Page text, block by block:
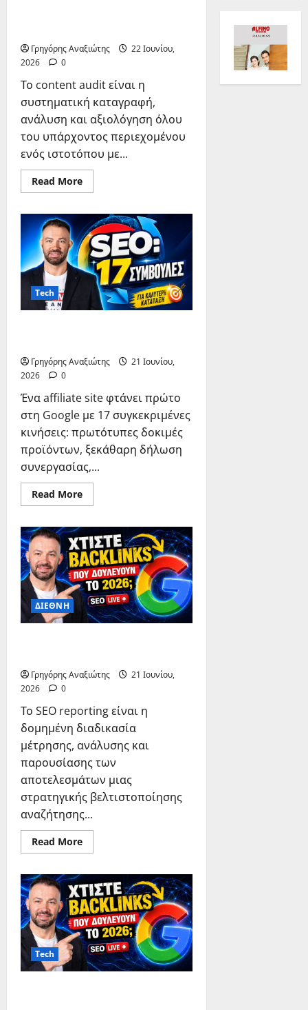
Γρηγόρης Αναξιώτης
22 Ιουνίου,
2026
0
Το content audit είναι η
συστηματική καταγραφή,
ανάλυση και αξιολόγηση όλου
του υπάρχοντος περιεχομένου
ενός ιστοτόπου με...
Read MoreRead
more
Audit:
Έλεγχος
&
Βελτιστοποίηση
Περιεχομένου
Tech
Γρηγόρης Αναξιώτης
21 Ιουνίου,
2026
0
Ένα affiliate site φτάνει πρώτο
στη Google με 17 συγκεκριμένες
κινήσεις: πρωτότυπες δοκιμές
προϊόντων, ξεκάθαρη δήλωση
συνεργασίας,...
Read MoreRead
more
17
συμβουλές
για
πρώτη
θέση
στη
Google
ΔΙΕΘΝΗ
Γρηγόρης Αναξιώτης
21 Ιουνίου,
2026
0
Το SEO reporting είναι η
δομημένη διαδικασία
μέτρησης, ανάλυσης και
παρουσίασης των
αποτελεσμάτων μιας
στρατηγικής βελτιστοποίησης
αναζήτησης...
Read MoreRead
more
Reporting:
KPIs
&
Μέτρηση
Αποτελεσμάτων
Tech